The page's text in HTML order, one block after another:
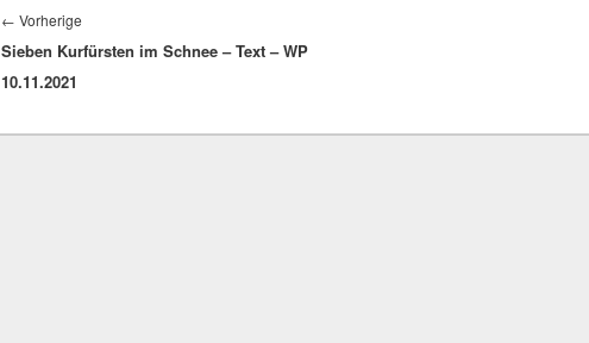
← Vorherige
Beitrag:
Sieben Kurfürsten im Schnee – Text – WP
10.11.2021